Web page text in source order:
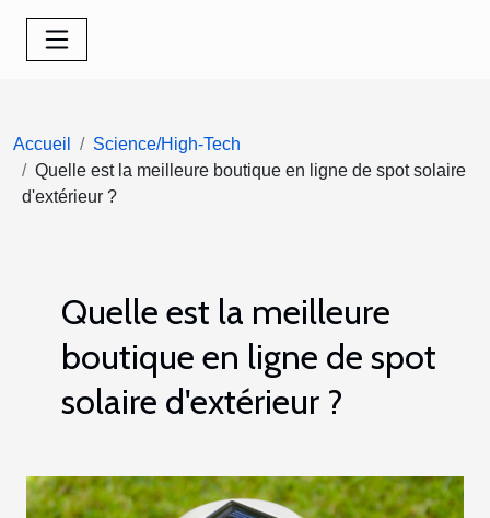
Accueil
Science/High-Tech
Quelle est la meilleure boutique en ligne de spot solaire
d'extérieur ?
Quelle est la meilleure
boutique en ligne de spot
solaire d'extérieur ?